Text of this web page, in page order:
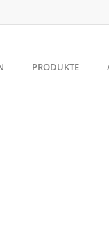
PRODUKTE